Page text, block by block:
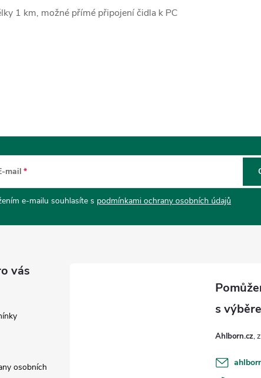
1 km, možné přímé připojení čidla k PC
mail
e-mailu souhlasíte s podmínkami ochrany osobních údajů
vás
osobních
Ahlborn.cz